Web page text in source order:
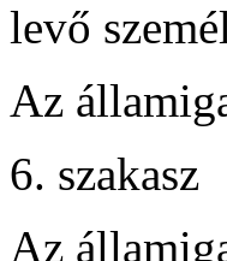
levő
Az
6. szakasz
Az